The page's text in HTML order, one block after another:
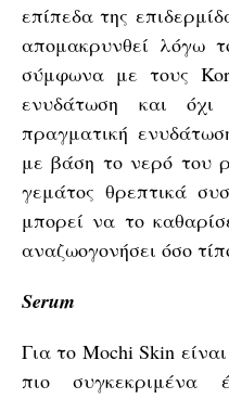
επίπεδα της
απομακρυνθεί λόγω
σύμφωνα με τους
ενυδάτωση και
πραγματική
με βάση το νερό του
γεμάτος θρεπτικά
μπορεί να το
αναζωογονήσει όσο
Serum
Για το Mochi Skin
πιο